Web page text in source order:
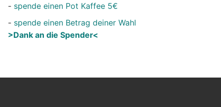
- spende einen Pot Kaffee 5€
- spende einen Betrag deiner Wahl
>Dank an die Spender<